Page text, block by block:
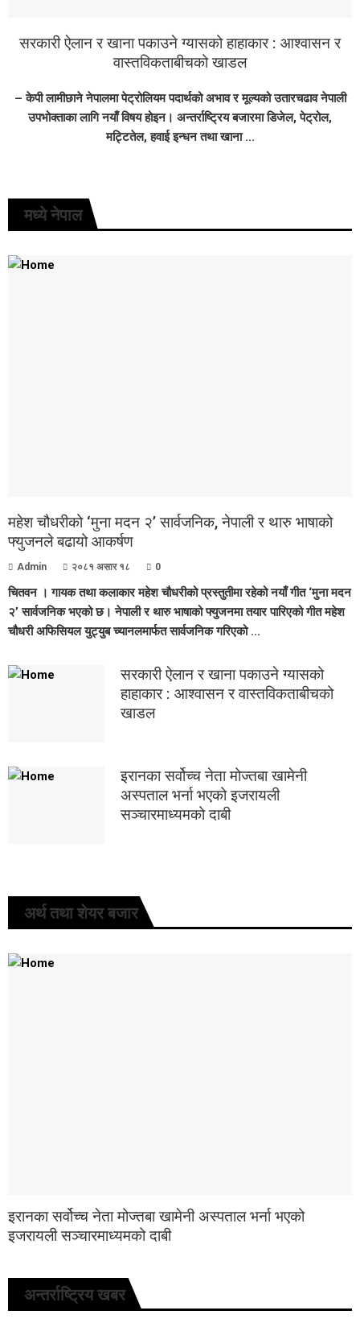
सरकारी ऐलान र खाना पकाउने ग्यासको हाहाकार : आश्वासन र
वास्तविकताबीचको खाडल
– केपी लामीछाने नेपालमा पेट्रोलियम पदार्थको अभाव र मूल्यको उतारचढाव नेपाली
उपभोक्ताका लागि नयाँ विषय होइन। अन्तर्राष्ट्रिय बजारमा डिजेल, पेट्रोल,
मट्टितेल, हवाई इन्धन तथा खाना ...
मध्ये नेपाल
महेश चौधरीको ‘मुना मदन २’ सार्वजनिक, नेपाली र थारु भाषाको
फ्युजनले बढायो आकर्षण
Admin २०८१ असार १८ 0
चितवन । गायक तथा कलाकार महेश चौधरीको प्रस्तुतीमा रहेको नयाँ गीत ‘मुना मदन
२’ सार्वजनिक भएको छ। नेपाली र थारु भाषाको फ्युजनमा तयार पारिएको गीत महेश
चौधरी अफिसियल युट्युब च्यानलमार्फत सार्वजनिक गरिएको ...
सरकारी ऐलान र खाना पकाउने ग्यासको
हाहाकार : आश्वासन र वास्तविकताबीचको
खाडल
इरानका सर्वोच्च नेता मोज्तबा खामेनी
अस्पताल भर्ना भएको इजरायली
सञ्चारमाध्यमको दाबी
अर्थ तथा शेयर बजार
इरानका सर्वोच्च नेता मोज्तबा खामेनी अस्पताल भर्ना भएको
इजरायली सञ्चारमाध्यमको दाबी
अन्तर्राष्ट्रिय खबर